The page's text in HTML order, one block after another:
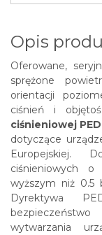
Opis
Oferowane,
sprężone
orientacji
ciśnień i
ciśnieniowej
dotyczące
Europejskiej.
ciśnieniowych o
wyższym niż 0.5
Dyrektywa
wytwarzania